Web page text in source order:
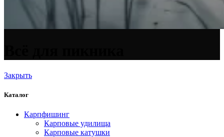
Закрыть
Каталог
Карпфишинг
Карповые удилища
Карповые катушки